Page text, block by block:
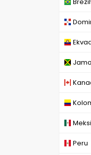
Peru